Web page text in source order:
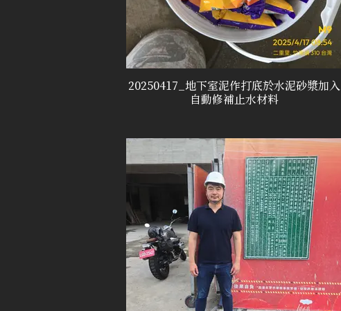
20250417_地下室泥作打底於水泥砂漿加入
自動修補止水材料